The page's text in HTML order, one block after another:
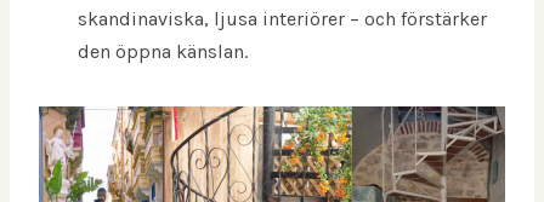
skandinaviska, ljusa interiörer – och förstärker
den öppna känslan.